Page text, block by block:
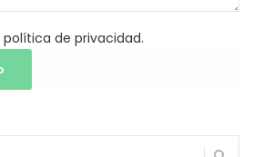
política de privacidad.